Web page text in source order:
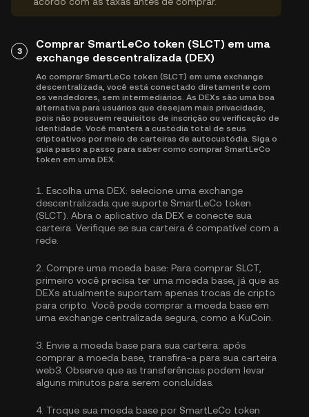
3
Comprar SmartLeCo token (SLCT) em uma
exchange descentralizada (DEX)
Ao comprar SmartLeCo token (SLCT) em uma exchange
descentralizada, você está conectado diretamente com
os vendedores, sem intermediários. As DEXs são uma boa
alternativa para usuários que desejam mais privacidade,
pois não possuem requisitos de inscrição ou verificação de
identidade. Você manterá a custódia total de seus
criptoativos por meio de carteiras de autocustódia. Siga o
guia passo a passo para saber como comprar SmartLeCo
token em uma DEX.
1. Escolha uma DEX: selecione uma exchange
descentralizada que suporte SmartLeCo token
(SLCT). Abra o aplicativo da DEX e conecte sua
carteira. Verifique se sua carteira é compatível com a
rede.
2. Compre uma moeda base: Para comprar SLCT,
primeiro você precisa ter uma moeda base, já que as
DEXs atualmente suportam apenas trocas de cripto
para cripto. Você pode comprar a moeda base em
uma exchange centralizada segura, como a KuCoin.
3. Envie a moeda base para sua carteira: após
comprar a moeda base, transfira-a para sua carteira
web3. Observe que as transferências podem levar
alguns minutos para serem concluídas.
4. Troque sua moeda base por SmartLeCo token